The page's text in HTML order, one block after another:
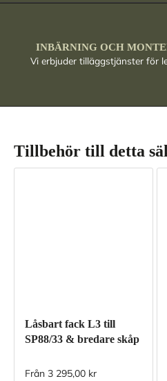
INBÄRNING OCH
Vi erbjuder tilläggstjänster för
Tillbehör till detta
Låsbart fack L3 till
SP88/33 & bredare skåp
Från 3 295,00 kr